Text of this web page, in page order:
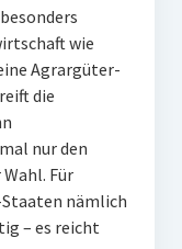
wie
Agrargüter-
die
nur den
Für
nämlich
– es reicht